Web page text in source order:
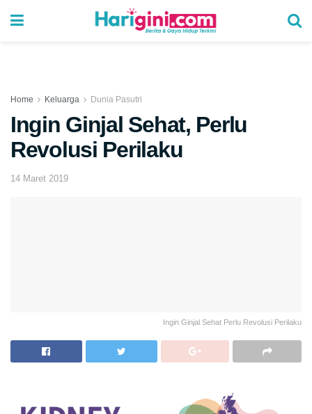
Home Keluarga Dunia Pasutri
Ingin Ginjal Sehat, Perlu
Revolusi Perilaku
14 Maret 2019
Ingin Ginjal Sehat Perlu Revolusi Perilaku